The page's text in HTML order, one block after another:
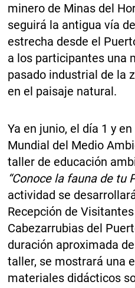
minero de Minas del
seguirá la antigua vía
estrecha desde el
a los participantes una
pasado industrial de la
en el paisaje natural.
Ya en junio, el día 1 y
Mundial del Medio
taller de educación
“Conoce la fauna de tu
actividad se
Recepción de
Cabezarrubias del
duración aproximada
taller, se mostrará una
materiales didácticos